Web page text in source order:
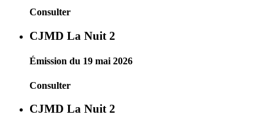
Consulter
CJMD La Nuit 2
Émission du 19 mai 2026
Consulter
CJMD La Nuit 2